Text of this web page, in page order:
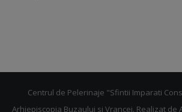
Centrul de Pelerinaje "Sfintii Imparati
Arhiepiscopia Buzaului si Vrancei. Realizat de